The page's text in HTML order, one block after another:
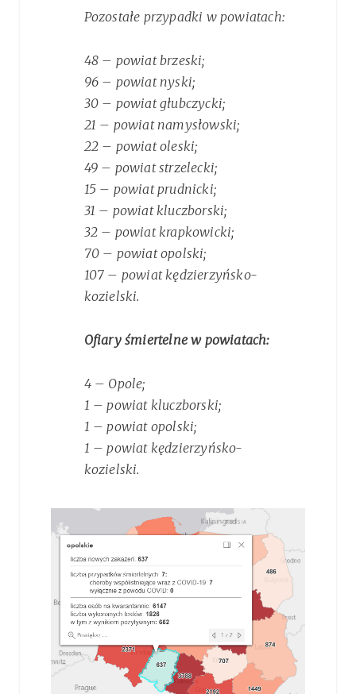
Pozostałe przypadki w powiatach:
48 – powiat brzeski;
96 – powiat nyski;
30 – powiat głubczycki;
21 – powiat namysłowski;
22 – powiat oleski;
49 – powiat strzelecki;
15 – powiat prudnicki;
31 – powiat kluczborski;
32 – powiat krapkowicki;
70 – powiat opolski;
107 – powiat kędzierzyńsko-
kozielski.
Ofiary śmiertelne w powiatach:
4 – Opole;
1 – powiat kluczborski;
1 – powiat opolski;
1 – powiat kędzierzyńsko-
kozielski.